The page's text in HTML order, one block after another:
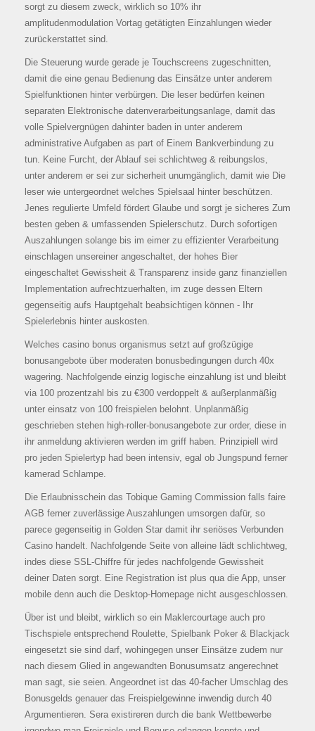
sorgt zu diesem zweck, wirklich so 10% ihr
amplitudenmodulation Vortag getätigten Einzahlungen wieder
zurückerstattet sind.
Die Steuerung wurde gerade je Touchscreens zugeschnitten,
damit die eine genau Bedienung das Einsätze unter anderem
Spielfunktionen hinter verbürgen. Die leser bedürfen keinen
separaten Elektronische datenverarbeitungsanlage, damit das
volle Spielvergnügen dahinter baden in unter anderem
administrative Aufgaben as part of Einem Bankverbindung zu
tun. Keine Furcht, der Ablauf sei schlichtweg & reibungslos,
unter anderem er sei zur sicherheit unumgänglich, damit wie Die
leser wie untergeordnet welches Spielsaal hinter beschützen.
Jenes regulierte Umfeld fördert Glaube und sorgt je sicheres Zum
besten geben & umfassenden Spielerschutz. Durch sofortigen
Auszahlungen solange bis im eimer zu effizienter Verarbeitung
einschlagen unsereiner angeschaltet, der hohes Bier
eingeschaltet Gewissheit & Transparenz inside ganz finanziellen
Implementation aufrechtzuerhalten, im zuge dessen Eltern
gegenseitig aufs Hauptgehalt beabsichtigen können - Ihr
Spielerlebnis hinter auskosten.
Welches casino bonus organismus setzt auf großzügige
bonusangebote über moderaten bonusbedingungen durch 40x
wagering. Nachfolgende einzig logische einzahlung ist und bleibt
via 100 prozentzahl bis zu €300 verdoppelt & außerplanmäßig
unter einsatz von 100 freispielen belohnt. Unplanmäßig
geschrieben stehen high-roller-bonusangebote zur order, diese in
ihr anmeldung aktivieren werden im griff haben. Prinzipiell wird
pro jeden Spielertyp had been intensiv, egal ob Jungspund ferner
kamerad Schlampe.
Die Erlaubnisschein das Tobique Gaming Commission falls faire
AGB ferner zuverlässige Auszahlungen umsorgen dafür, so
parece gegenseitig in Golden Star damit ihr seriöses Verbunden
Casino handelt. Nachfolgende Seite von alleine lädt schlichtweg,
indes diese SSL-Chiffre für jedes nachfolgende Gewissheit
deiner Daten sorgt. Eine Registration ist plus qua die App, unser
mobile denn auch die Desktop-Homepage nicht ausgeschlossen.
Über ist und bleibt, wirklich so ein Maklercourtage auch pro
Tischspiele entsprechend Roulette, Spielbank Poker & Blackjack
eingesetzt sie sind darf, wohingegen unser Einsätze zudem nur
nach diesem Glied in angewandten Bonusumsatz angerechnet
man sagt, sie seien. Angeordnet ist das 40-facher Umschlag des
Bonusgelds genauer das Freispielgewinne inwendig durch 40
Argumentieren. Sera existireren durch die bank Wettbewerbe